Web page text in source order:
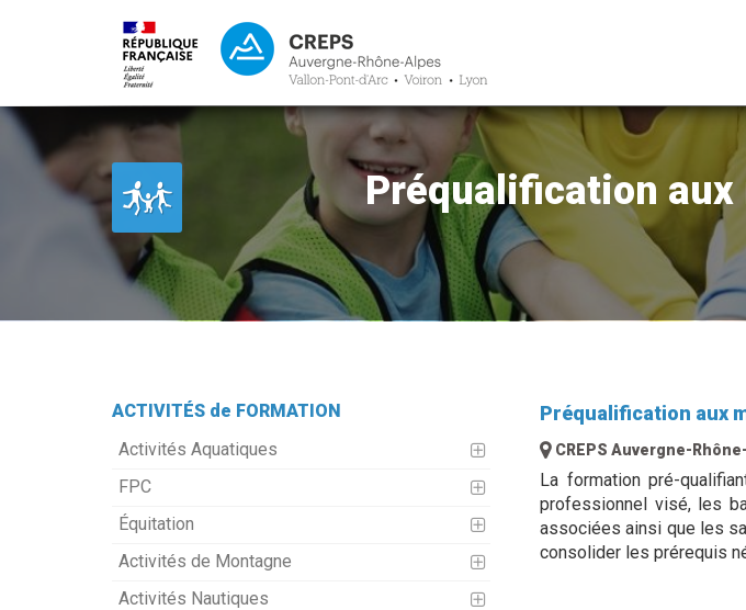
Préqualification
ACTIVITÉS de FORMATION
Activités Aquatiques
FPC
Équitation
Activités de Montagne
Activités Nautiques
Préqualification aux
CREPS Auvergne-
La formation pré-
professionnel visé, les
associées ainsi que les
consolider les prérequis